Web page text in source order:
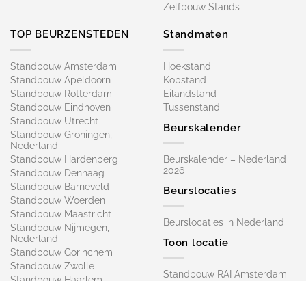
Zelfbouw Stands
TOP BEURZENSTEDEN
Standbouw Amsterdam
Standbouw Apeldoorn
Standbouw Rotterdam
Standbouw Eindhoven
Standbouw Utrecht
Standbouw Groningen,
Nederland
Standbouw Hardenberg
Standbouw Denhaag
Standbouw Barneveld
Standbouw Woerden
Standbouw Maastricht
Standbouw Nijmegen,
Nederland
Standbouw Gorinchem
Standbouw Zwolle
Standmaten
Hoekstand
Kopstand
Eilandstand
Tussenstand
Beurskalender
Beurskalender – Nederland
2026
Beurslocaties
Beurslocaties in Nederland
Toon locatie
Standbouw RAI Amsterdam